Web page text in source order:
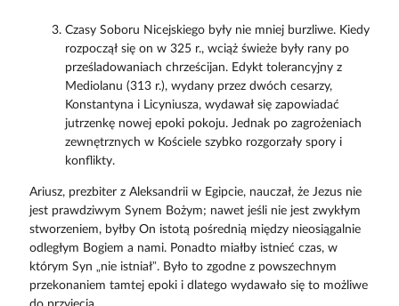
Czasy Soboru Nicejskiego były nie mniej burzliwe. Kiedy
rozpoczął się on w 325 r., wciąż świeże były rany po
prześladowaniach chrześcijan. Edykt tolerancyjny z
Mediolanu (313 r.), wydany przez dwóch cesarzy,
Konstantyna i Licyniusza, wydawał się zapowiadać
jutrzenkę nowej epoki pokoju. Jednak po zagrożeniach
zewnętrznych w Kościele szybko rozgorzały spory i
konflikty.
Ariusz, prezbiter z Aleksandrii w Egipcie, nauczał, że Jezus nie
jest prawdziwym Synem Bożym; nawet jeśli nie jest zwykłym
stworzeniem, byłby On istotą pośrednią między nieosiągalnie
odległym Bogiem a nami. Ponadto miałby istnieć czas, w
którym Syn „nie istniał”. Było to zgodne z powszechnym
przekonaniem tamtej epoki i dlatego wydawało się to możliwe